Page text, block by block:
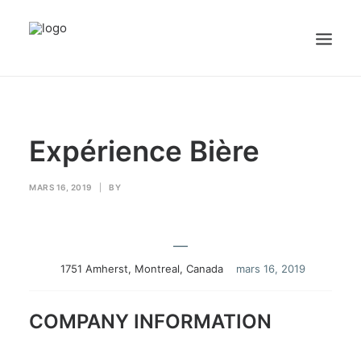
Emplois
Portail Candidat
Expérience Bière
MARS 16, 2019 BY
—
1751 Amherst, Montreal, Canada mars 16, 2019
COMPANY INFORMATION